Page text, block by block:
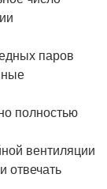
паров
полностью
вентиляции
отвечать